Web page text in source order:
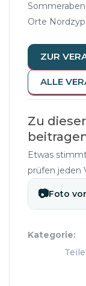
Orte
ZUR
ALLE
Zu
Etwas
prüfen jeden
📷Foto
Kategorie: